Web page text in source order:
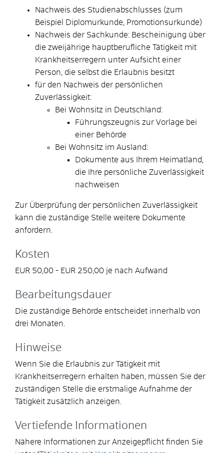
Nachweis des Studienabschlusses (zum
Beispiel Diplomurkunde, Promotionsurkunde)
Nachweis der Sachkunde: Bescheinigung über
die zweijährige hauptberufliche Tätigkeit mit
Krankheitserregern unter Aufsicht einer
Person, die selbst die Erlaubnis besitzt
für den Nachweis der persönlichen
Zuverlässigkeit:
Bei Wohnsitz in Deutschland:
Führungszeugnis zur Vorlage bei
einer Behörde
Bei Wohnsitz im Ausland:
Dokumente aus Ihrem Heimatland,
die Ihre persönliche Zuverlässigkeit
nachweisen
Zur Überprüfung der persönlichen Zuverlässigkeit
kann die zuständige Stelle weitere Dokumente
anfordern.
Kosten
EUR 50,00 - EUR 250,00 je nach Aufwand
Bearbeitungsdauer
Die zuständige Behörde entscheidet innerhalb von
drei Monaten.
Hinweise
Wenn Sie die Erlaubnis zur Tätigkeit mit
Krankheitserregern erhalten haben, müssen Sie der
zuständigen Stelle die erstmalige Aufnahme der
Tätigkeit zusätzlich anzeigen.
Vertiefende Informationen
Nähere Informationen zur Anzeigepflicht finden Sie